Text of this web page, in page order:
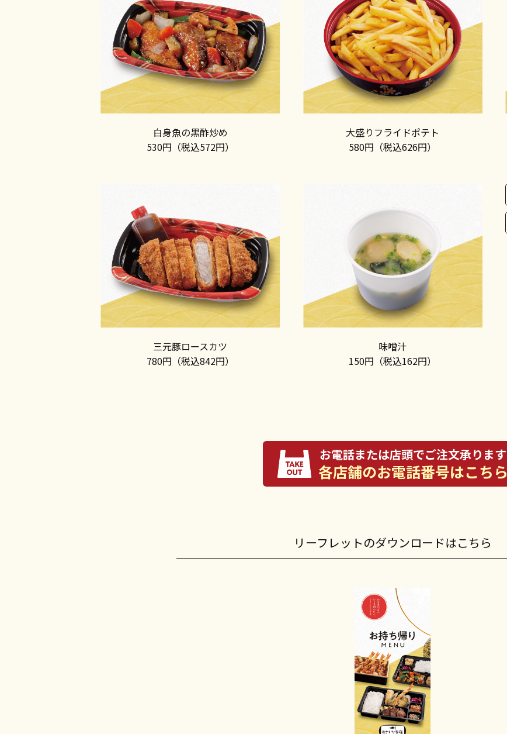
白身魚の黒酢炒め
530円（税込572円）
大盛りフライドポテト
580円（税込626円）
三元豚ロースカツ
780円（税込842円）
味噌汁
150円（税込162円）
お電話または店頭でご注文承ります
各店舗のお電話番号はこちら
リーフレットのダウンロードはこちら